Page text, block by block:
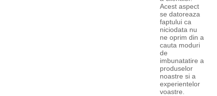
Acest aspect
se datoreaza
faptului ca
niciodata nu
ne oprim din a
cauta moduri
de
imbunatatire a
produselor
noastre si a
experientelor
voastre.